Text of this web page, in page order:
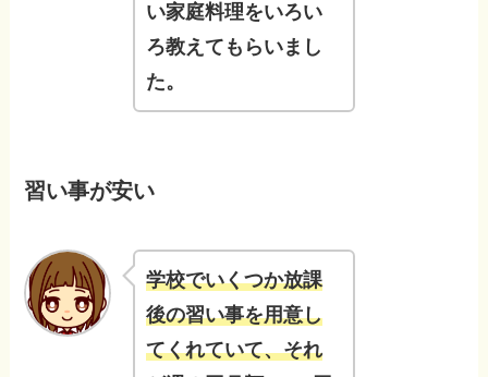
い家庭料理をいろい
ろ教えてもらいまし
た。
習い事が安い
学校でいくつか放課
後の習い事を用意し
てくれていて、それ